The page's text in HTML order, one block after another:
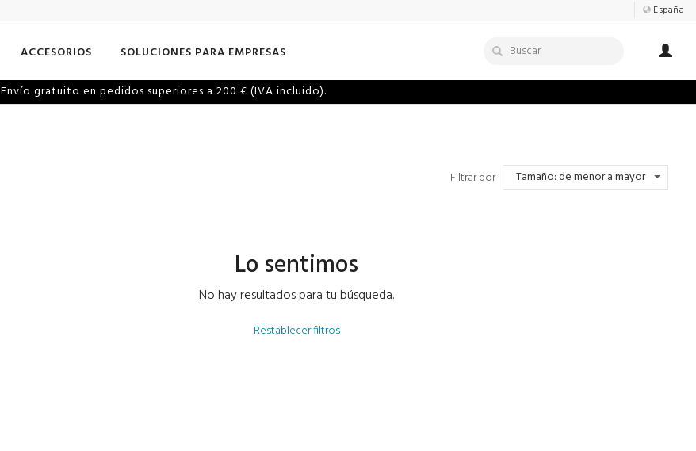
España
ACCESORIOS SOLUCIONES PARA EMPRESAS
Envío gratuito en pedidos superiores a 200 € (IVA incluido).
Filtrar por Tamaño: de menor a mayor
Lo sentimos
No hay resultados para tu búsqueda.
Restablecer filtros